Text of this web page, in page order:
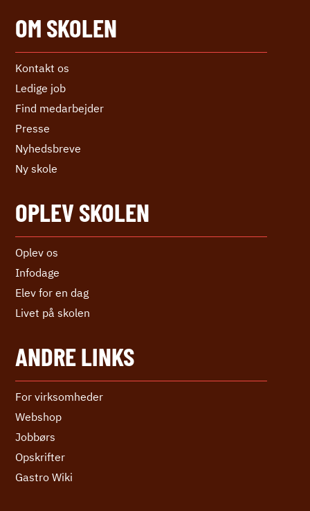
OM SKOLEN
Kontakt os
Ledige job
Find medarbejder
Presse
Nyhedsbreve
Ny skole
OPLEV SKOLEN
Oplev os
Infodage
Elev for en dag
Livet på skolen
ANDRE LINKS
For virksomheder
Webshop
Jobbørs
Opskrifter
Gastro Wiki